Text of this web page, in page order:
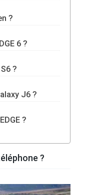
?
6 ?
?
J6 ?
?
?